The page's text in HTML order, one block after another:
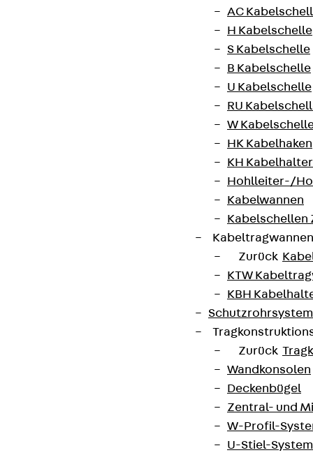
AC
H Kabelschelle
S Kabelschelle
B Kabelschelle
U Kabelschelle
RU
W
HK Kabelhaken
KH Kabelhalter
Hohlleiter-/
Kabelwannen
Kabelschellen
Zurück
KTW
KBH
Zurück
Wandkonsolen
Deckenbügel
Zentral- und
W-Profil-
U-Stiel-System